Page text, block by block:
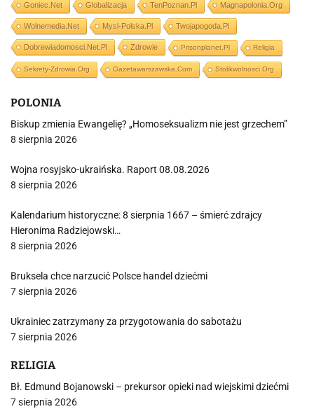
Goniec.net Globalizacja TenPoznan.pl Magnapolonia.org
Wolnemedia.net Mysl-Polska.pl Twojapogoda.pl
Dobrewiadomosci.net.pl Zdrowie Prisonplanet.pl Religia
Sekrety-Zdrowia.org Gazetawarszawska.com Stolikwolnosci.org
POLONIA
Biskup zmienia Ewangelię? „Homoseksualizm nie jest grzechem”
8 sierpnia 2026
Wojna rosyjsko-ukraińska. Raport 08.08.2026
8 sierpnia 2026
Kalendarium historyczne: 8 sierpnia 1667 – śmierć zdrajcy
Hieronima Radziejowski…
8 sierpnia 2026
Bruksela chce narzucić Polsce handel dziećmi
7 sierpnia 2026
Ukrainiec zatrzymany za przygotowania do sabotażu
7 sierpnia 2026
RELIGIA
Bł. Edmund Bojanowski – prekursor opieki nad wiejskimi dziećmi
7 sierpnia 2026